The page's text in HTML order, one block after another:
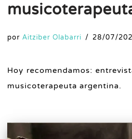
por Aitziber Olabarri 28/07/
Hoy recomendamos:
musicoterapeuta argentina.